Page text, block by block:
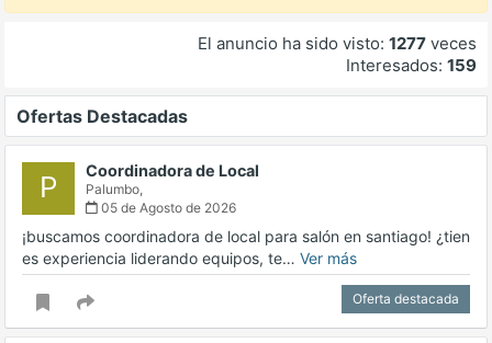
El anuncio ha sido visto: 1277 veces
Interesados: 159
Ofertas Destacadas
P Coordinadora de Local
Palumbo,
05 de Agosto de 2026
¡buscamos coordinadora de local para salón en santiago! ¿tien
es experiencia liderando equipos, te… Ver más
Oferta destacada